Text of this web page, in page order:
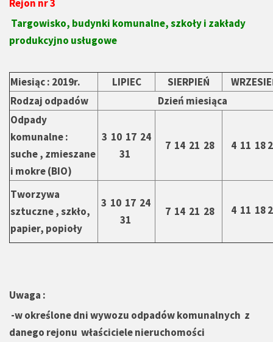
Rejon nr 3
Targowisko, budynki komunalne, szkoły i zakłady
produkcyjno usługowe
Miesiąc : 2019r. LIPIEC SIERPIEŃ
Rodzaj odpadów
Dzień miesiąca
Odpady
komunalne :
suche , zmieszane
i mokre (BIO)
3 10 17 24
31
7 14 21 28 4 11 18
Tworzywa
sztuczne , szkło,
papier, popioły
3 10 17 24
31
7 14 21 28 4 11 18
Uwaga :
-w określone dni wywozu odpadów komunalnych z
danego rejonu właściciele nieruchomości